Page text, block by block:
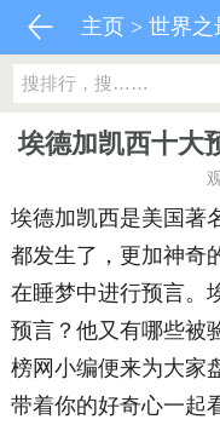
主页 >世界之
埃德加凯西十大
埃德加凯西是美国著
都发生了，更加神奇
在睡梦中进行预言。
预言？他又有哪些被
榜网小编便来为大家
带着你的好奇心一起